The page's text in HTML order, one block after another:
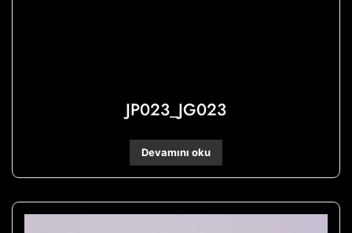
JP023_JG023
Devamını oku